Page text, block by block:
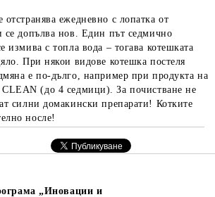
отстранява ежедневно с лопатка от
се допълва нов. Един път седмично
измива с топла вода – тогава котешката
При някои видове котешка постеля
е по-дълго, например при продукта на
CLEAN (до 4 седмици). За почистване не
силни домакински препарати! Котките
носле!
„Иновации и